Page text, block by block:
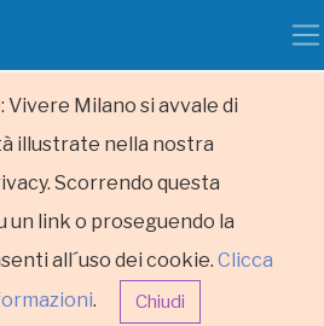
Milano si avvale di
illustrate nella nostra
Scorrendo questa
un link o proseguendo la
all´uso dei cookie. Clicca
. Chiudi